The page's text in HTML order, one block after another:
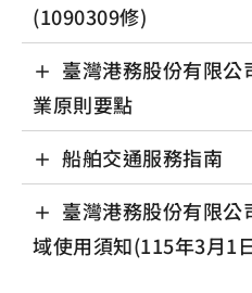
(1090309修)
臺灣港務股份有限
業原則要點
船舶交通服務指南
臺灣港務股份有限
域使用須知(115年3月1